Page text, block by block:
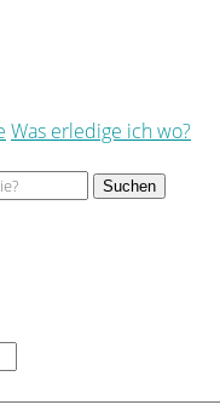
Was erledige ich wo?
Suchen